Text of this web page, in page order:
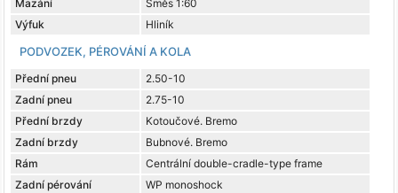
Mazání
Směs 1:60
Výfuk
Hliník
PODVOZEK, PÉROVÁNÍ A KOLA
Přední pneu
2.50-10
Zadní pneu
2.75-10
Přední brzdy
Kotoučové. Bremo
Zadní brzdy
Bubnové. Bremo
Rám
Centrální double-cradle-type frame
Zadní pérování
WP monoshock